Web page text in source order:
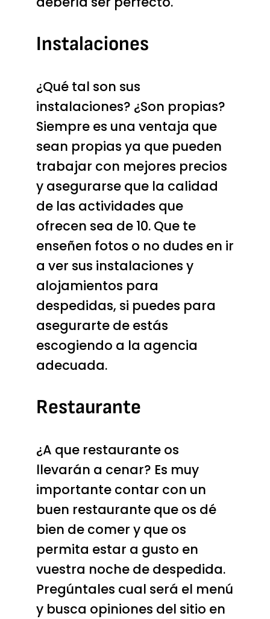
Instalaciones
¿Qué tal son sus
instalaciones? ¿Son propias?
Siempre es una ventaja que
sean propias ya que pueden
trabajar con mejores precios
y asegurarse que la calidad
de las actividades que
ofrecen sea de 10. Que te
enseñen fotos o no dudes en ir
a ver sus instalaciones y
alojamientos para
despedidas, si puedes para
asegurarte de estás
escogiendo a la agencia
adecuada.
Restaurante
¿A que restaurante os
llevarán a cenar? Es muy
importante contar con un
buen restaurante que os dé
bien de comer y que os
permita estar a gusto en
vuestra noche de despedida.
Pregúntales cual será el menú
y busca opiniones del sitio en